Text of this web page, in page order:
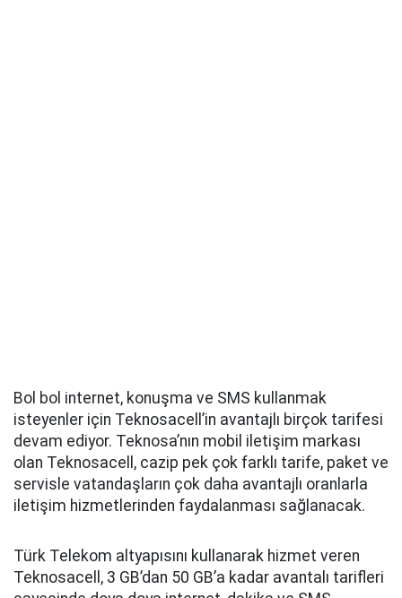
Bol bol internet, konuşma ve SMS kullanmak
isteyenler için Teknosacell’in avantajlı birçok tarifesi
devam ediyor. Teknosa’nın mobil iletişim markası
olan Teknosacell, cazip pek çok farklı tarife, paket ve
servisle vatandaşların çok daha avantajlı oranlarla
iletişim hizmetlerinden faydalanması sağlanacak.
Türk Telekom altyapısını kullanarak hizmet veren
Teknosacell, 3 GB’dan 50 GB’a kadar avantalı tarifleri